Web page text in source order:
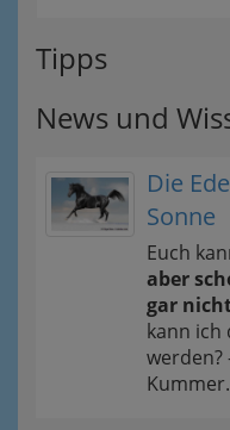
Tipps
News und
Die
Sonne
Euch
aber
gar
kann ich
werden?
Kummer.